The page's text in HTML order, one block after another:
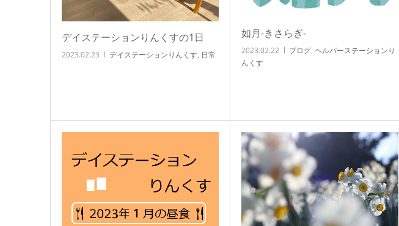
デイステーションりんくすの1日
2023.02.23 デイステーションりんくす, 日常
如月-きさらぎ-
2023.02.22 ブログ, ヘルパーステーションり
んくす